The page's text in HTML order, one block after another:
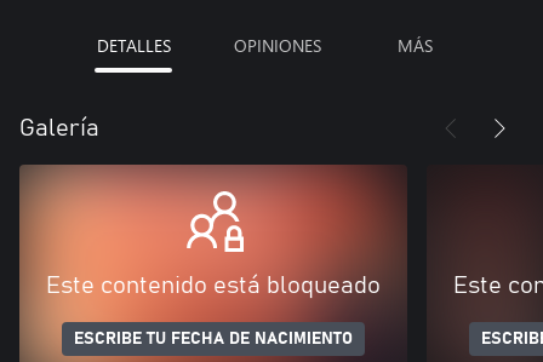
DETALLES OPINIONES MÁS
Galería
Este contenido está bloqueado
ESCRIBE TU FECHA DE NACIMIENTO
Este